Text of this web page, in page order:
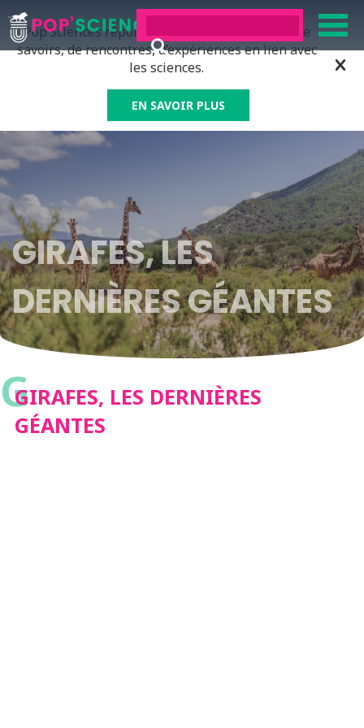
Pop’Sciences répond à tous ceux qui ont soif de
savoirs, de rencontres, d’expériences en lien avec
les sciences.
EN SAVOIR PLUS
GIRAFES, LES
DERNIÈRES GÉANTES
GGIRAFES, LES DERNIÈRES
GÉANTES